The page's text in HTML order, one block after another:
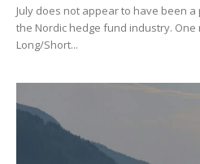
July does not appear to have been
the Nordic hedge fund industry. One
Long/Short...